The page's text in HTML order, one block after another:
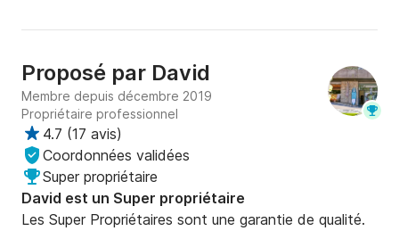
Proposé par David
Membre depuis décembre 2019
Propriétaire professionnel
4.7 (17 avis)
Coordonnées validées
Super propriétaire
David est un Super propriétaire
Les Super Propriétaires sont une garantie de qualité.